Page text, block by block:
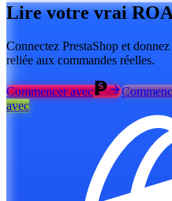
Lire votre vrai
Connectez PrestaShop et
reliée aux commandes réelles.
Commencer avec
avec